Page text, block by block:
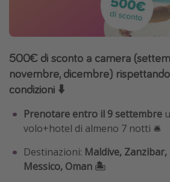
500€ di sconto a camera
novembre, dicembre)
condizioni ⬇️
Prenotare entro il 9 settembre
volo+hotel di almeno 7 notti 🛎️
Destinazioni: Maldive,
Messico, Oman 🏝️